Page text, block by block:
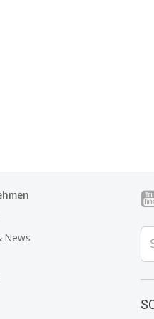
News